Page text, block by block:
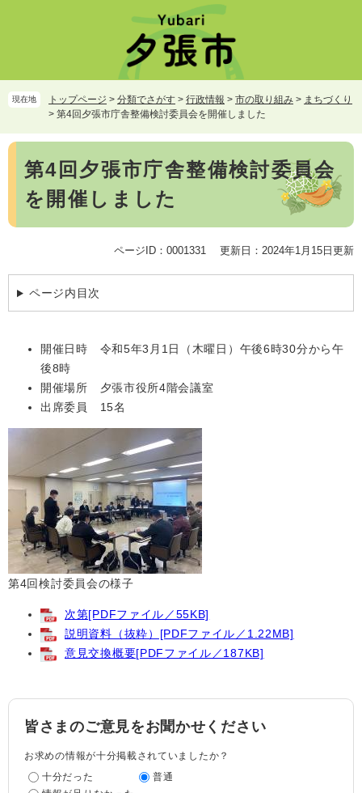
頭
で
飛
ば
て
現在地 トップページ > 分類でさがす > 行政情報 > 市の取り組み > まちづくり
> 第4回夕張市庁舎整備検討委員会を開催しました
本
第4回夕張市庁舎整備検討委員会
を開催しました
ページID：0001331 更新日：2024年1月15日更新
ページ内目次
開催日時 令和5年3月1日（木曜日）午後6時30分から午
後8時
開催場所 夕張市役所4階会議室
出席委員 15名
第4回検討委員会の様子
次第[PDFファイル／55KB]
説明資料（抜粋）[PDFファイル／1.22MB]
意見交換概要[PDFファイル／187KB]
皆さまのご意見をお聞かせください
お求めの情報が十分掲載されていましたか？
十分だった
普通